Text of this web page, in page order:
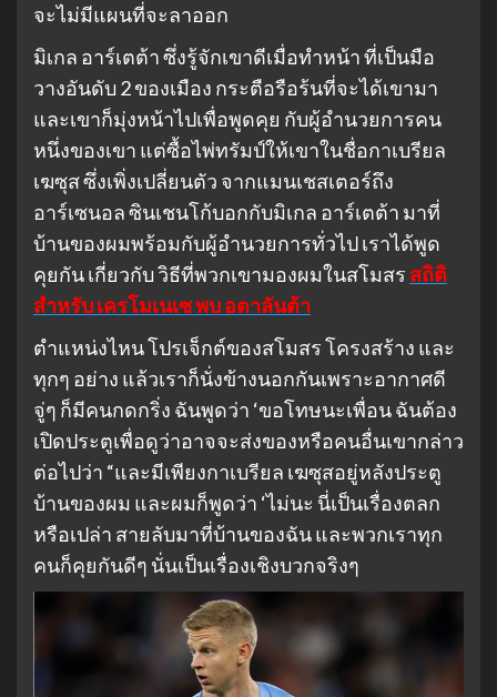
จะไม่มีแผนที่จะลาออก
มิเกล อาร์เตต้า ซึ่งรู้จักเขาดีเมื่อทำหน้า ที่เป็นมือ
วางอันดับ 2 ของเมือง กระตือรือร้นที่จะได้เขามา
และเขาก็มุ่งหน้าไปเพื่อพูดคุย กับผู้อำนวยการคน
หนึ่งของเขา แต่ซื้อไพ่ทรัมป์ให้เขาในชื่อกาเบรียล
เฆซุส ซึ่งเพิ่งเปลี่ยนตัว จากแมนเชสเตอร์ถึง
อาร์เซนอล ซินเชนโก้บอกกับมิเกล อาร์เตต้า มาที่
บ้านของผมพร้อมกับผู้อำนวยการทั่วไป เราได้พูด
คุยกัน เกี่ยวกับ วิธีที่พวกเขามองผมในสโมสร สถิติ
สำหรับ เครโมเนเซ พบ อตาลันต้า
ตำแหน่งไหน โปรเจ็กต์ของสโมสร โครงสร้าง และ
ทุกๆ อย่าง แล้วเราก็นั่งข้างนอกกันเพราะอากาศดี
จู่ๆ ก็มีคนกดกริ่ง ฉันพูดว่า ‘ขอโทษนะเพื่อน ฉันต้อง
เปิดประตูเพื่อดูว่าอาจจะส่งของหรือคนอื่นเขากล่าว
ต่อไปว่า “และมีเพียงกาเบรียล เฆซุสอยู่หลังประตู
บ้านของผม และผมก็พูดว่า ‘ไม่นะ นี่เป็นเรื่องตลก
หรือเปล่า สายลับมาที่บ้านของฉัน และพวกเราทุก
คนก็คุยกันดีๆ นั่นเป็นเรื่องเชิงบวกจริงๆ